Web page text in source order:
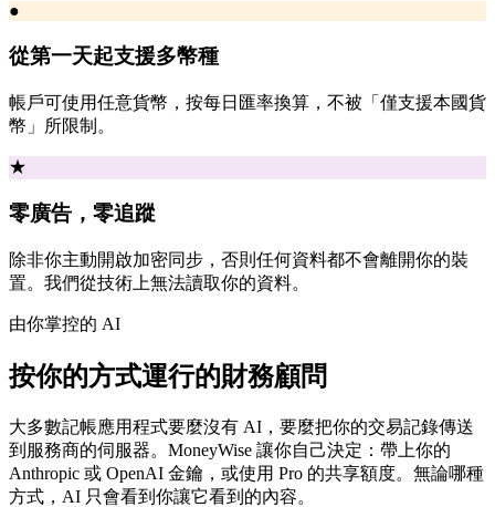
●
從第一天起支援多幣種
帳戶可使用任意貨幣，按每日匯率換算，不被「僅支援本國貨
幣」所限制。
★
零廣告，零追蹤
除非你主動開啟加密同步，否則任何資料都不會離開你的裝
置。我們從技術上無法讀取你的資料。
由你掌控的 AI
按你的方式運行的財務顧問
大多數記帳應用程式要麼沒有 AI，要麼把你的交易記錄傳送
到服務商的伺服器。MoneyWise 讓你自己決定：帶上你的
Anthropic 或 OpenAI 金鑰，或使用 Pro 的共享額度。無論哪種
方式，AI 只會看到你讓它看到的內容。